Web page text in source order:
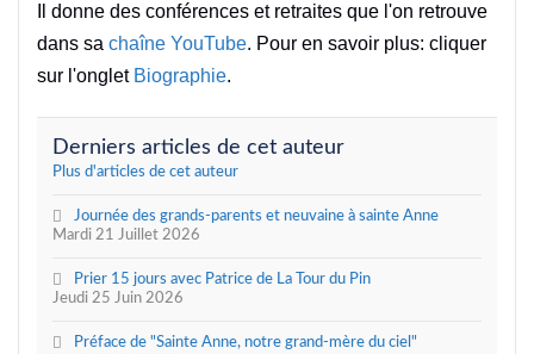
Il donne des conférences et retraites que l'on retrouve
dans sa chaîne YouTube. Pour en savoir plus: cliquer
sur l'onglet Biographie.
Derniers articles de cet auteur
Plus d'articles de cet auteur
Mardi 21 Juillet 2026
Journée des grands-parents et neuvaine à sainte Anne
Jeudi 25 Juin 2026
Prier 15 jours avec Patrice de La Tour du Pin
Préface de "Sainte Anne, notre grand-mère du ciel"